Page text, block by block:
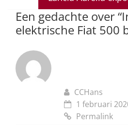
p o
k
Een gedachte over “
elektrische Fiat 500
CCHans
1 februari
Permalink